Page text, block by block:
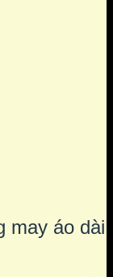
may áo dài